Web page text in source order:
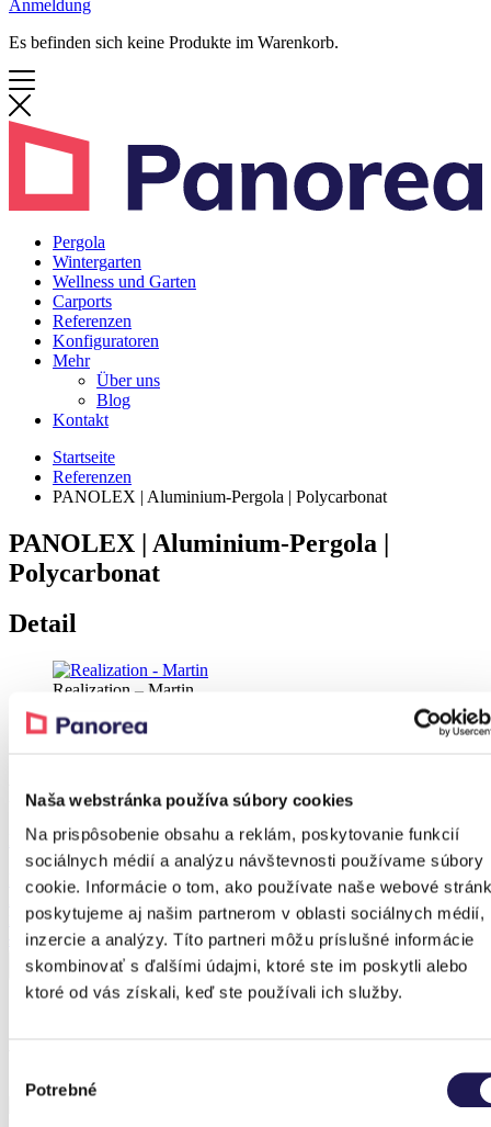
Naša webstránka používa súbory cookies
Na prispôsobenie obsahu a reklám, poskytovanie funkcií
sociálnych médií a analýzu návštevnosti používame súbory
cookie. Informácie o tom, ako používate naše webové
poskytujeme aj našim partnerom v oblasti sociálnych médií,
inzercie a analýzy. Títo partneri môžu príslušné informácie
skombinovať s ďalšími údajmi, ktoré ste im poskytli alebo
ktoré od vás získali, keď ste používali ich služby.
súhlasu
Potrebné
Anmeldung
Es befinden sich keine Produkte im Warenkorb.
Pergola
Wintergarten
Wellness und Garten
Carports
Referenzen
Konfiguratoren
Mehr
Über uns
Blog
Kontakt
Startseite
Referenzen
PANOLEX | Aluminium-Pergola | Polycarbonat
PANOLEX | Aluminium-Pergola |
Polycarbonat
Detail
Realization – Martin
Produkt aus der Referenz
Rabatt 38 %
PANOLEX
Polycarbonat
Ab3.491,20 €Ab2.181,91 €